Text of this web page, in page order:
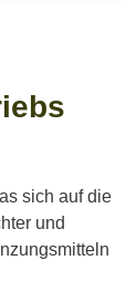
sich auf die
und